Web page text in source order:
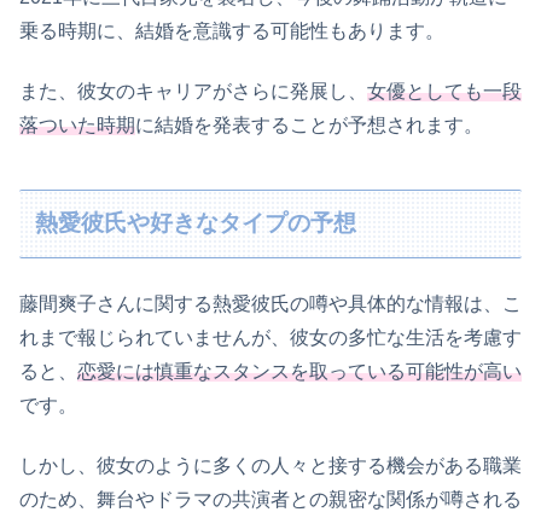
乗る時期に、結婚を意識する可能性もあります。
また、彼女のキャリアがさらに発展し、 女優としても一段
落ついた時期に結婚を発表することが予想されます。
熱愛彼氏や好きなタイプの予想
藤間爽子さんに関する熱愛彼氏の噂や具体的な情報は、こ
れまで報じられていませんが、彼女の多忙な生活を考慮す
ると、 恋愛には慎重なスタンスを取っている可能性が高い
です。
しかし、彼女のように多くの人々と接する機会がある職業
のため、舞台やドラマの共演者との親密な関係が噂される